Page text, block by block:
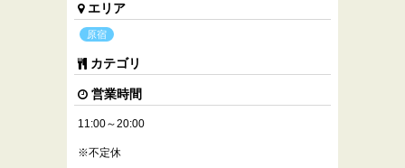
エリア
原宿
カテゴリ
営業時間
11:00～20:00
※不定休